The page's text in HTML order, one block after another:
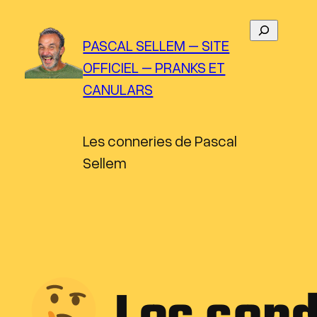
contenu
PASCAL SELLEM – SITE
OFFICIEL – PRANKS ET
CANULARS
Les conneries de Pascal
Sellem